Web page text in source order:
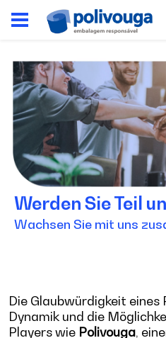
Werden Sie Teil
Wachsen Sie mit uns
Die Glaubwürdigkeit
Dynamik und die
Players wie Polivouga,